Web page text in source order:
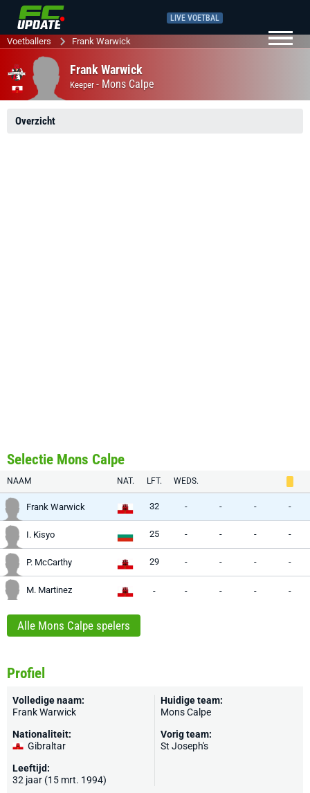
LIVE VOETBAL
Voetballers Frank Warwick
Frank Warwick
Keeper - Mons Calpe
Overzicht
Selectie Mons Calpe
NAAM NAT. LFT. WEDS.
Frank Warwick 32 - - - -
I. Kisyo 25 - - - -
P. McCarthy 29 - - - -
M. Martinez - - - - -
Alle Mons Calpe spelers
Profiel
Volledige naam:
Frank Warwick
Nationaliteit:
Gibraltar
Leeftijd:
32 jaar (15 mrt. 1994)
Huidige team:
Mons Calpe
Vorig team:
St Joseph's